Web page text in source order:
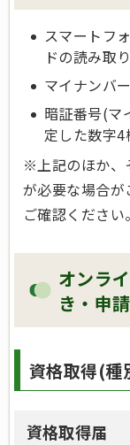
スマートフ
ドの読み取
マイナンバ
暗証番号(マ
定した数字4
※上記のほか、
が必要な場合が
ご確認ください。
オンラ
き・申請
資格取得(種
資格取得届